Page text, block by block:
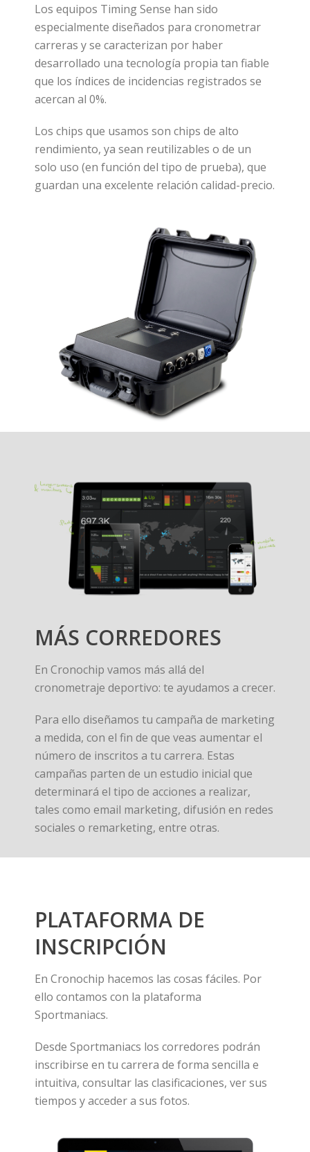
Los equipos Timing Sense han sido
especialmente diseñados para cronometrar
carreras y se caracterizan por haber
desarrollado una tecnología propia tan fiable
que los índices de incidencias registrados se
acercan al 0%.
Los chips que usamos son chips de alto
rendimiento, ya sean reutilizables o de un
solo uso (en función del tipo de prueba), que
guardan una excelente relación calidad-precio.
MÁS CORREDORES
En Cronochip vamos más allá del
cronometraje deportivo: te ayudamos a crecer.
Para ello diseñamos tu campaña de marketing
a medida, con el fin de que veas aumentar el
número de inscritos a tu carrera. Estas
campañas parten de un estudio inicial que
determinará el tipo de acciones a realizar,
tales como email marketing, difusión en redes
sociales o remarketing, entre otras.
PLATAFORMA DE
INSCRIPCIÓN
En Cronochip hacemos las cosas fáciles. Por
ello contamos con la plataforma
Sportmaniacs.
Desde Sportmaniacs los corredores podrán
inscribirse en tu carrera de forma sencilla e
intuitiva, consultar las clasificaciones, ver sus
tiempos y acceder a sus fotos.